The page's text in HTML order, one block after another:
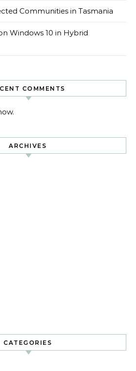
Communities in Tasmania
Windows 10 in Hybrid
COMMENTS
ARCHIVES
CATEGORIES